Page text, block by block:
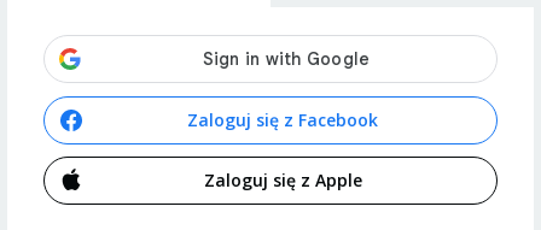
Zaloguj się z Facebook
Zaloguj się z Apple